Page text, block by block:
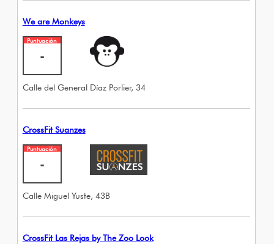
We are Monkeys
Puntuación
-
Calle del General Díaz Porlier, 34
CrossFit Suanzes
Puntuación
-
Calle Miguel Yuste, 43B
CrossFit Las Rejas by The Zoo Look